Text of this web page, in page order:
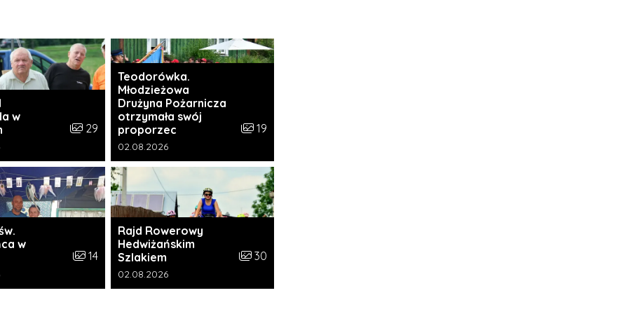
w
Liczba zdjęć w galerii:
29
galerii:
Teodorówka.
Młodzieżowa
Drużyna Pożarnicza
otrzymała swój
proporzec
Liczba zdjęć w galerii:
19
Data dodania galerii:
02.08.2026
w
Liczba zdjęć w galerii:
14
galerii:
Rajd Rowerowy
Hedwiżańskim
Szlakiem
Liczba zdjęć w galerii:
30
Data dodania galerii:
02.08.2026